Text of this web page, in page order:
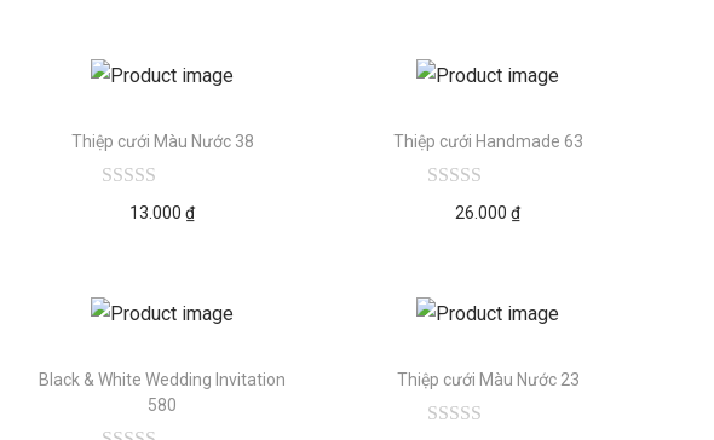
Thiệp cưới Màu Nước 38
13.000₫
Thiệp cưới Handmade 63
26.000₫
Black & White Wedding Invitation
580
Thiệp cưới Màu Nước 23